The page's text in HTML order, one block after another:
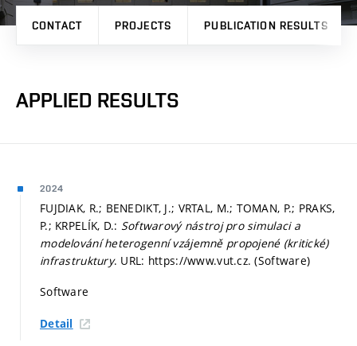
CONTACT PROJECTS PUBLICATION RESULTS
APPLIED RESULTS
2024
FUJDIAK, R.; BENEDIKT, J.; VRTAL, M.; TOMAN, P.; PRAKS,
P.; KRPELÍK, D.: Softwarový nástroj pro simulaci a
modelování heterogenní vzájemně propojené (kritické)
infrastruktury. URL: https://www.vut.cz. (Software)
Software
Detail